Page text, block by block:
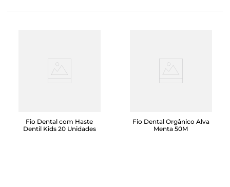
Fio Dental com Haste
Dentil Kids 20 Unidades
Fio Dental Orgânico Alva
Menta 50M